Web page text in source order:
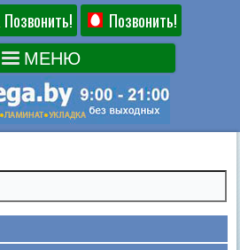
Позвонить! Позвонить!